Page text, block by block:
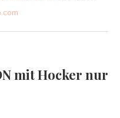
mit Hocker nur